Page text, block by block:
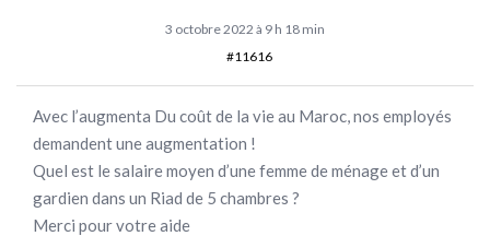
3 octobre 2022 à 9 h 18 min
#11616
Avec l’augmenta Du coût de la vie au Maroc, nos employés
demandent une augmentation !
Quel est le salaire moyen d’une femme de ménage et d’un
gardien dans un Riad de 5 chambres ?
Merci pour votre aide